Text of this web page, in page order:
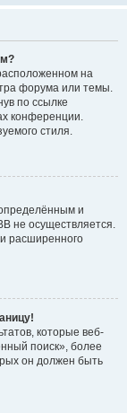
на
форума или темы.
по ссылке
конференции.
стиля.
и
не осуществляется.
расширенного
которые веб-
поиск», более
он должен быть